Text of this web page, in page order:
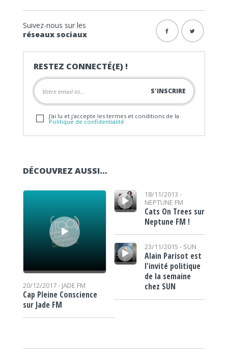
Suivez-nous sur les
réseaux sociaux
RESTEZ CONNECTÉ(E) !
J'ai lu et j'accepte les termes et conditions de la
Politique de confidentialité
DÉCOUVREZ AUSSI…
Lecteur audio
20/12/2017 - JADE FM
Cap Pleine Conscience
sur Jade FM
Lecteur audio18/11/2013 -
NEPTUNE FM
Cats On Trees sur
Neptune FM !
Lecteur audio
23/11/2015 - SUN
Alain Parisot est
l'invité politique
de la semaine
chez SUN